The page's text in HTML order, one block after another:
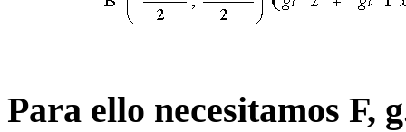
Para ello necesitamos F,